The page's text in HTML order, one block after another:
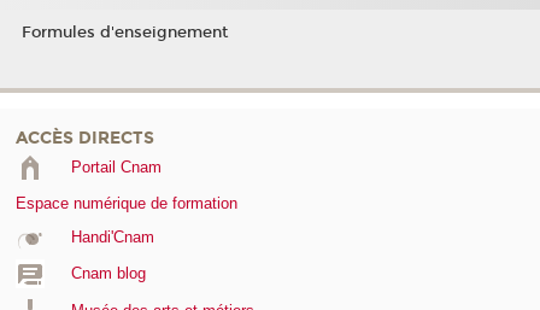
Formules d'enseignement
ACCÈS DIRECTS
Portail Cnam
Espace numérique de formation
Handi'Cnam
Cnam blog